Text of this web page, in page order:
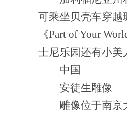
可乘坐贝壳车穿越
《Part of Your
士尼乐园还有小美
中国
安徒生雕像
雕像位于南京大